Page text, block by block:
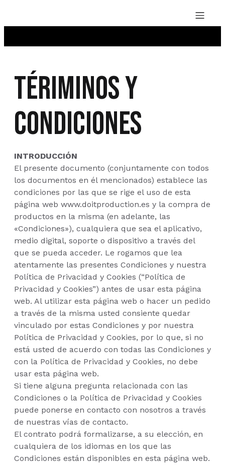
TÉRIMINOS Y
CONDICIONES
INTRODUCCIÓN
El presente documento (conjuntamente con todos
los documentos en él mencionados) establece las
condiciones por las que se rige el uso de esta
página web www.doitproduction.es y la compra de
productos en la misma (en adelante, las
«Condiciones»), cualquiera que sea el aplicativo,
medio digital, soporte o dispositivo a través del
que se pueda acceder. Le rogamos que lea
atentamente las presentes Condiciones y nuestra
Política de Privacidad y Cookies (“Política de
Privacidad y Cookies”) antes de usar esta página
web. Al utilizar esta página web o hacer un pedido
a través de la misma usted consiente quedar
vinculado por estas Condiciones y por nuestra
Política de Privacidad y Cookies, por lo que, si no
está usted de acuerdo con todas las Condiciones y
con la Política de Privacidad y Cookies, no debe
usar esta página web.
Si tiene alguna pregunta relacionada con las
Condiciones o la Política de Privacidad y Cookies
puede ponerse en contacto con nosotros a través
de nuestras vías de contacto.
El contrato podrá formalizarse, a su elección, en
cualquiera de los idiomas en los que las
Condiciones están disponibles en esta página web.